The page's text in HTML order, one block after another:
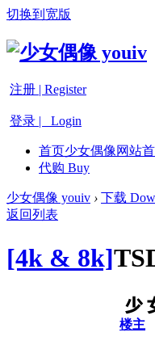
切换到宽版
注册 | Register
登录 | Login
首页少女偶像网站
代购 Buy
少女偶像 youiv › 下载
返回列表
[4k & 8k]
楼主